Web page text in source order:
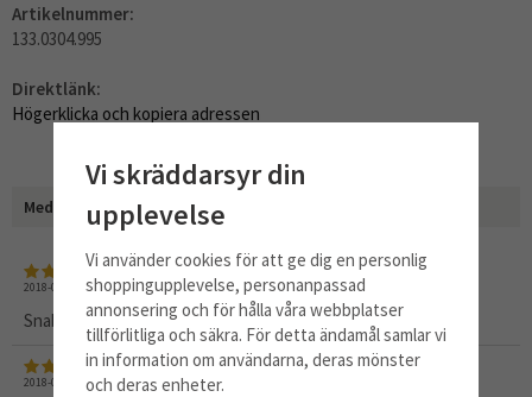
Artikelnummer:
133.0304.995
Direktlänk:
Högerklicka och kopiera adressen
Medelbetyg5 /5 baserat på
2018-04-14 av Tomas
Snabb leverans.
2018-03-27 avBengt
Vi skräddarsyr din
upplevelse
Vi använder cookies för att ge dig en personlig
shoppingupplevelse, personanpassad
annonsering och för hålla våra webbplatser
tillförlitliga och säkra. För detta ändamål samlar vi
in information om användarna, deras mönster
och deras enheter.